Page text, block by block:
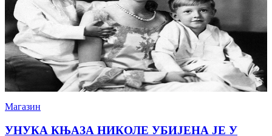
Магазин
УНУКА КЊАЗА НИКОЛЕ УБИЈЕНА ЈЕ У